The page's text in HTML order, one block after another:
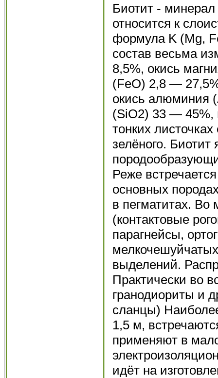
Биотит -
относится к
формула K (Mg,
состав весьма
8,5%, окись
(FeO) 2,8 —
окись алюминия
(SiO2) 33 — 45%,
тонких
зелёного.
Реже
основных
в пегматитах. Во
(контактовые
парагнейсы,
выделений.
Практически во
гранодиориты и
сланцы)
1,5 м,
применяют в
идёт на